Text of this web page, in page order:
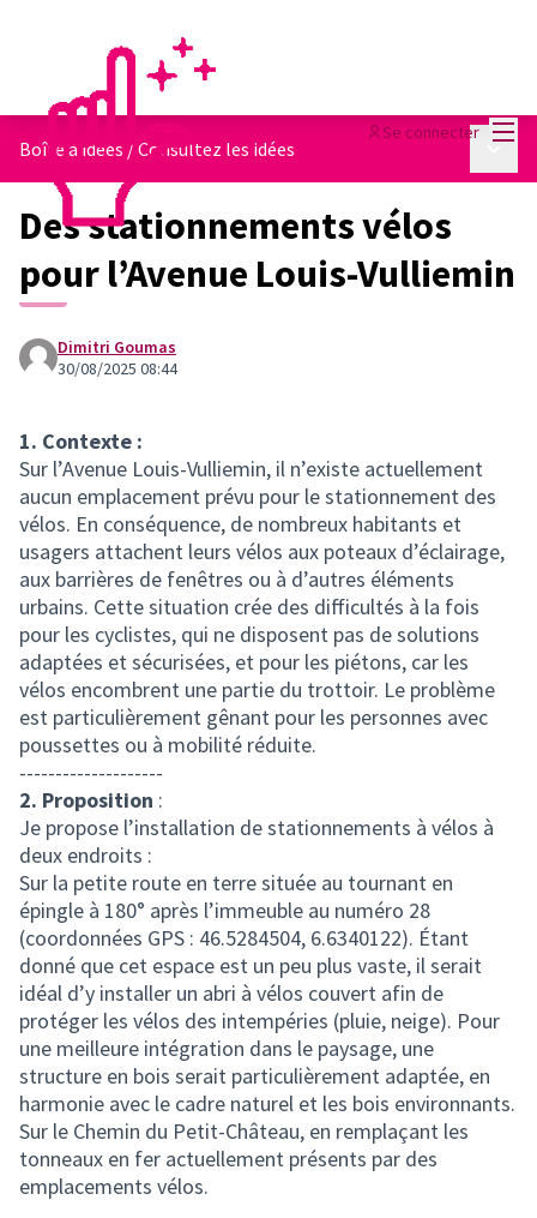
Se connecter
Boîte à idées / Consultez les idées
Des stationnements vélos
pour l’Avenue Louis-Vulliemin
Dimitri Goumas
30/08/2025 08:44
1. Contexte :
Sur l’Avenue Louis-Vulliemin, il n’existe actuellement
aucun emplacement prévu pour le stationnement des
vélos. En conséquence, de nombreux habitants et
usagers attachent leurs vélos aux poteaux d’éclairage,
aux barrières de fenêtres ou à d’autres éléments
urbains. Cette situation crée des difficultés à la fois
pour les cyclistes, qui ne disposent pas de solutions
adaptées et sécurisées, et pour les piétons, car les
vélos encombrent une partie du trottoir. Le problème
est particulièrement gênant pour les personnes avec
poussettes ou à mobilité réduite.
--------------------
2. Proposition :
Je propose l’installation de stationnements à vélos à
deux endroits :
Sur la petite route en terre située au tournant en
épingle à 180° après l’immeuble au numéro 28
(coordonnées GPS : 46.5284504, 6.6340122). Étant
donné que cet espace est un peu plus vaste, il serait
idéal d’y installer un abri à vélos couvert afin de
protéger les vélos des intempéries (pluie, neige). Pour
une meilleure intégration dans le paysage, une
structure en bois serait particulièrement adaptée, en
harmonie avec le cadre naturel et les bois environnants.
Sur le Chemin du Petit-Château, en remplaçant les
tonneaux en fer actuellement présents par des
emplacements vélos.